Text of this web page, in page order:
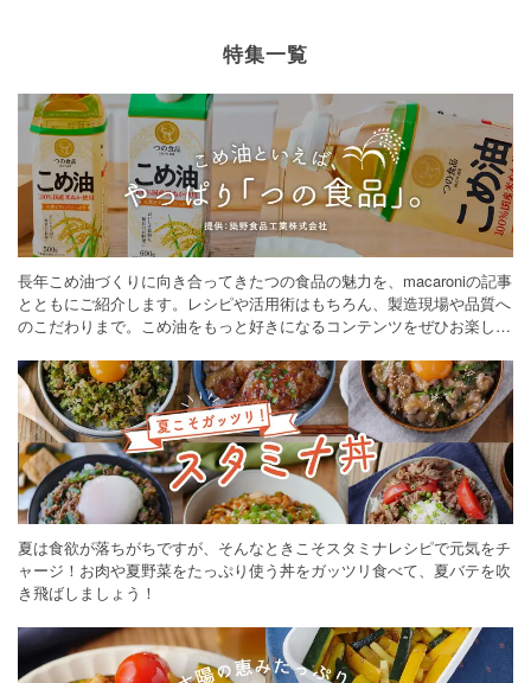
特集一覧
長年こめ油づくりに向き合ってきたつの食品の魅力を、macaroniの記事
とともにご紹介します。レシピや活用術はもちろん、製造現場や品質へ
のこだわりまで。こめ油をもっと好きになるコンテンツをぜひお楽しみ
夏は食欲が落ちがちですが、そんなときこそスタミナレシピで元気をチ
ャージ！お肉や夏野菜をたっぷり使う丼をガッツリ食べて、夏バテを吹
き飛ばしましょう！